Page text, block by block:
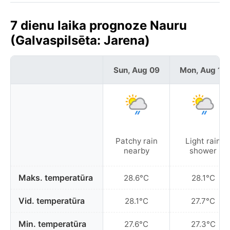
7 dienu laika prognoze Nauru
(Galvaspilsēta: Jarena)
Maks. temperatūra
Vid. temperatūra
Min. temperatūra
Sun, Aug 09
Patchy rain
nearby
28.6°C
28.1°C
27.6°C
Mon, Aug 10
Light rain
shower
28.1°C
27.7°C
27.3°C